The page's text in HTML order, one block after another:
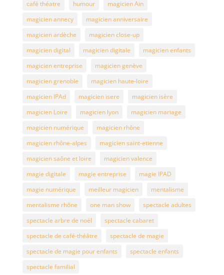
café théatre
humour
magicien Ain
magicien annecy
magicien anniversaire
magicien ardèche
magicien close-up
magicien digital
magicien digitale
magicien enfants
magicien entreprise
magicien genève
magicien grenoble
magicien haute-loire
magicien IPAd
magicien isere
magicien isère
magicien Loire
magicien lyon
magicien mariage
magicien numérique
magicien rhône
magicien rhône-alpes
magicien saint-etienne
magicien saône et loire
magicien valence
magie digitale
magie entreprise
magie IPAD
magie numérique
meilleur magicien
mentalisme
mentalisme rhône
one man show
spectacle adultes
spectacle arbre de noël
spectacle cabaret
spectacle de café-théâtre
spectacle de magie
spectacle de magie pour enfants
spectacle enfants
spectacle familial